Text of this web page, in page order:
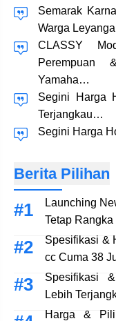
Semarak
Warga
CLASSY
Perempuan
Yamaha…
Segini Harga
Terjangkau…
Segini Harga
Berita Pilihan
Launching
Tetap
Spesifikasi &
cc Cuma 38
Spesifikasi
Lebih
Harga &